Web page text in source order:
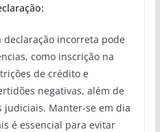
incorreta pode
como inscrição na
de crédito e
negativas, além de
judiciais. Manter-se em dia
é essencial para evitar